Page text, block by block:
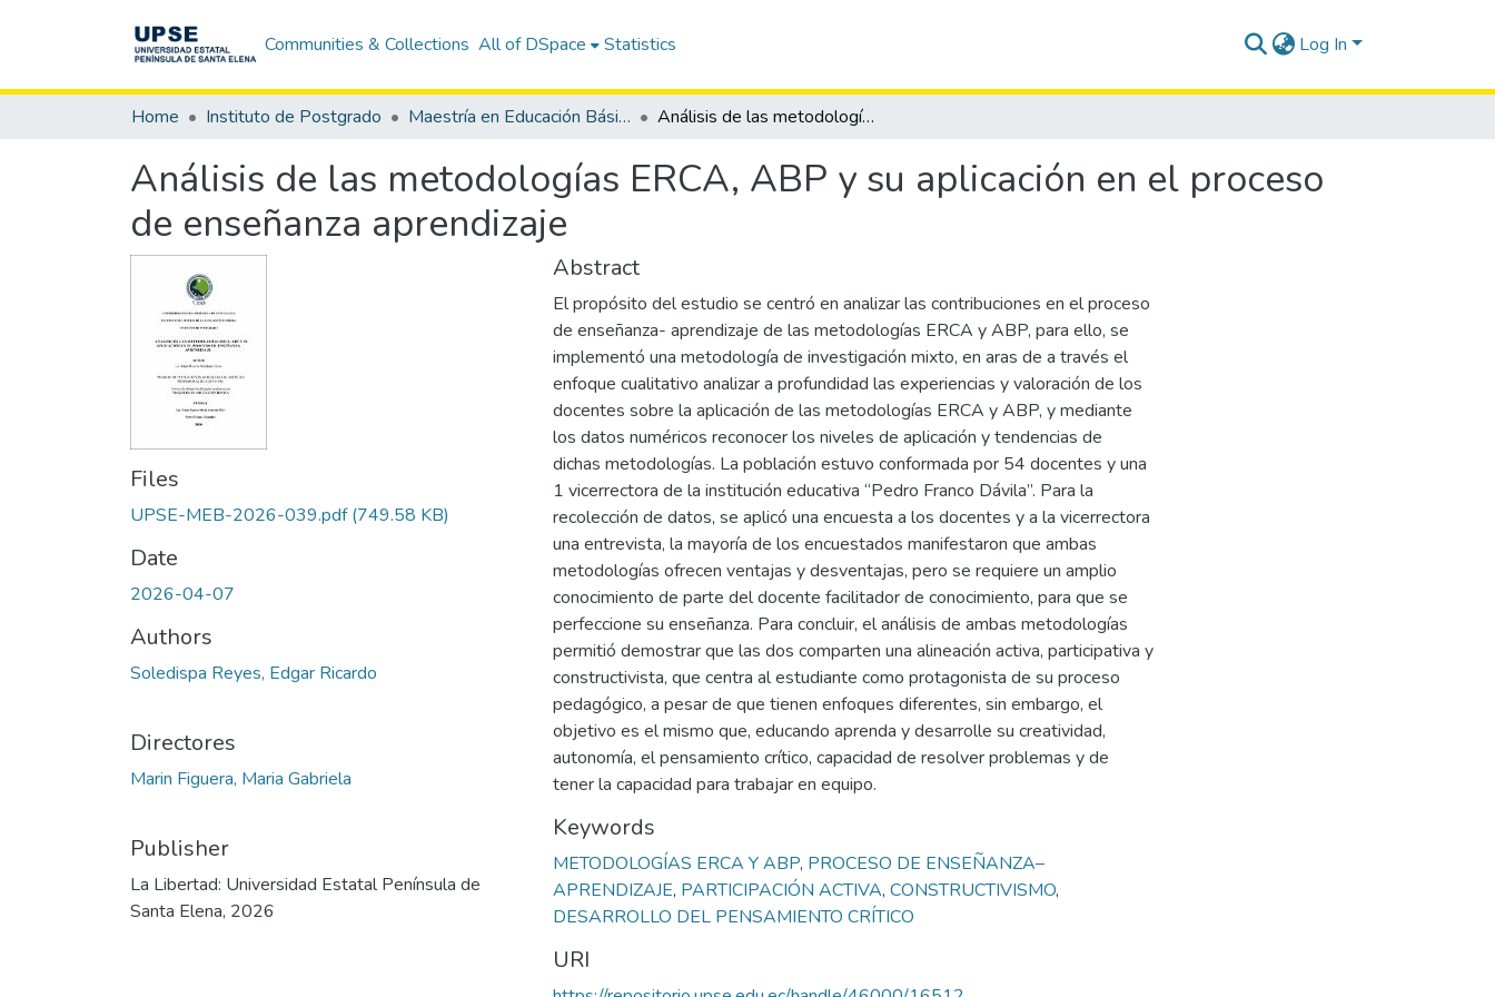
Communities & Collections All of DSpace Statistics Log In
Home Instituto de Postgrado Maestría en Educación Básica Análisis de las metodologías ERCA, ABP y su aplicación en el proceso de enseñanza aprendizaje
Análisis de las metodologías ERCA, ABP y su aplicación en el proceso
de enseñanza aprendizaje
Files
UPSE-MEB-2026-039.pdf(749.58 KB)
Date
2026-04-07
Authors
Soledispa Reyes, Edgar Ricardo
Directores
Marin Figuera, Maria Gabriela
Publisher
La Libertad: Universidad Estatal Península de
Santa Elena, 2026
Abstract
El propósito del estudio se centró en analizar las contribuciones en el proceso
de enseñanza- aprendizaje de las metodologías ERCA y ABP, para ello, se
implementó una metodología de investigación mixto, en aras de a través el
enfoque cualitativo analizar a profundidad las experiencias y valoración de los
docentes sobre la aplicación de las metodologías ERCA y ABP, y mediante
los datos numéricos reconocer los niveles de aplicación y tendencias de
dichas metodologías. La población estuvo conformada por 54 docentes y una
1 vicerrectora de la institución educativa “Pedro Franco Dávila”. Para la
recolección de datos, se aplicó una encuesta a los docentes y a la vicerrectora
una entrevista, la mayoría de los encuestados manifestaron que ambas
metodologías ofrecen ventajas y desventajas, pero se requiere un amplio
conocimiento de parte del docente facilitador de conocimiento, para que se
perfeccione su enseñanza. Para concluir, el análisis de ambas metodologías
permitió demostrar que las dos comparten una alineación activa, participativa y
constructivista, que centra al estudiante como protagonista de su proceso
pedagógico, a pesar de que tienen enfoques diferentes, sin embargo, el
objetivo es el mismo que, educando aprenda y desarrolle su creatividad,
autonomía, el pensamiento crítico, capacidad de resolver problemas y de
tener la capacidad para trabajar en equipo.
Keywords
METODOLOGÍAS ERCA Y ABP, PROCESO DE ENSEÑANZA–
APRENDIZAJE, PARTICIPACIÓN ACTIVA, CONSTRUCTIVISMO,
DESARROLLO DEL PENSAMIENTO CRÍTICO
URI